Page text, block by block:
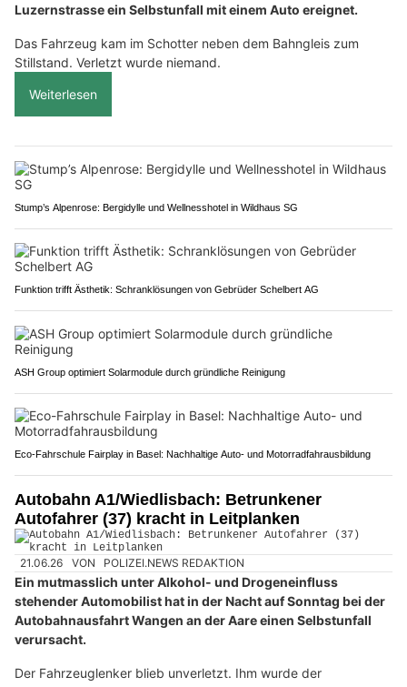
Luzernstrasse ein Selbstunfall mit einem Auto ereignet.
Das Fahrzeug kam im Schotter neben dem Bahngleis zum
Stillstand. Verletzt wurde niemand.
Weiterlesen
Stump’s Alpenrose: Bergidylle und Wellnesshotel in Wildhaus SG
Funktion trifft Ästhetik: Schranklösungen von Gebrüder Schelbert AG
ASH Group optimiert Solarmodule durch gründliche Reinigung
Eco-Fahrschule Fairplay in Basel: Nachhaltige Auto- und Motorradfahrausbildung
Autobahn A1/Wiedlisbach: Betrunkener
Autofahrer (37) kracht in Leitplanken
21.06.26 VON POLIZEI.NEWS REDAKTION
Ein mutmasslich unter Alkohol- und Drogeneinfluss
stehender Automobilist hat in der Nacht auf Sonntag bei der
Autobahnausfahrt Wangen an der Aare einen Selbstunfall
verursacht.
Der Fahrzeuglenker blieb unverletzt. Ihm wurde der